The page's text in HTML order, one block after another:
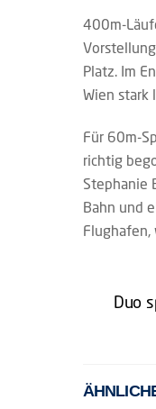
400m-
Platz. Im
Wien stark
Für 60m-
richtig
Stephanie
Bahn und
Flughafen,
Duo